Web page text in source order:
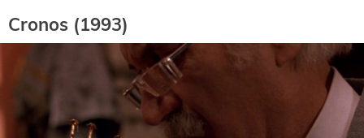
Cronos (1993)